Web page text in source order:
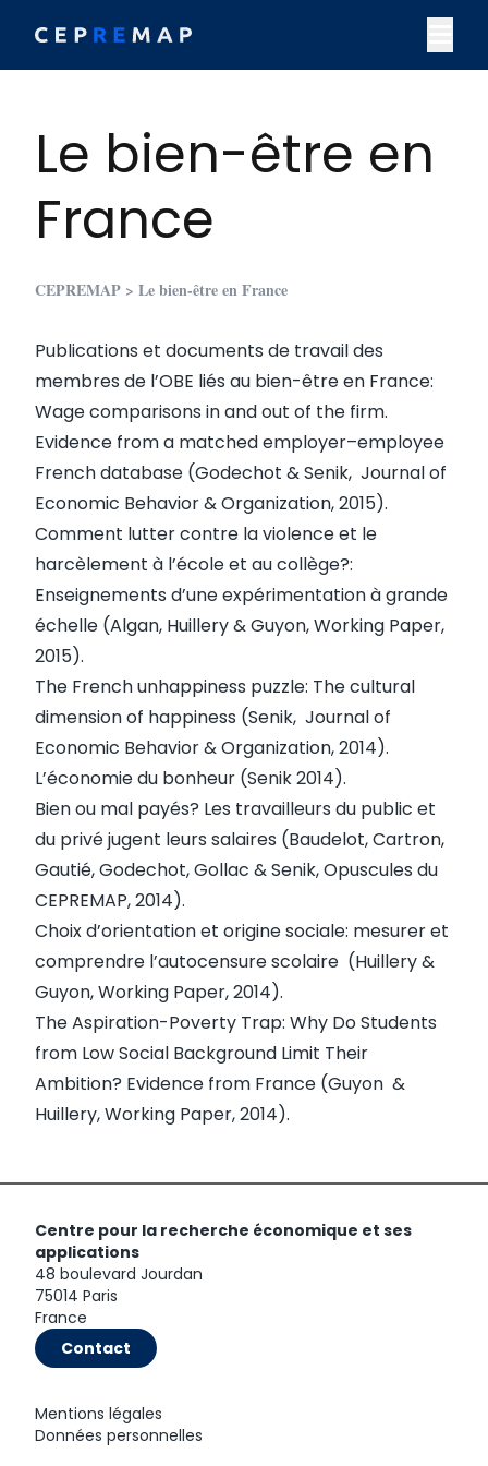
Le bien-être en
France
CEPREMAP > Le bien-être en France
Publications et documents de travail des
membres de l’OBE liés au bien-être en France:
Wage comparisons in and out of the firm.
Evidence from a matched employer–employee
French database (Godechot & Senik, Journal of
Economic Behavior & Organization, 2015).
Comment lutter contre la violence et le
harcèlement à l’école et au collège?:
Enseignements d’une expérimentation à grande
échelle (Algan, Huillery & Guyon, Working Paper,
2015).
The French unhappiness puzzle: The cultural
dimension of happiness (Senik, Journal of
Economic Behavior & Organization, 2014).
L’économie du bonheur (Senik 2014).
Bien ou mal payés? Les travailleurs du public et
du privé jugent leurs salaires (Baudelot, Cartron,
Gautié, Godechot, Gollac & Senik, Opuscules du
CEPREMAP, 2014).
Choix d’orientation et origine sociale: mesurer et
comprendre l’autocensure scolaire (Huillery &
Guyon, Working Paper, 2014).
The Aspiration-Poverty Trap: Why Do Students
from Low Social Background Limit Their
Ambition? Evidence from France (Guyon &
Huillery, Working Paper, 2014).
Centre pour la recherche économique et ses
applications
48 boulevard Jourdan
75014 Paris
France
Contact
Mentions légales
Données personnelles